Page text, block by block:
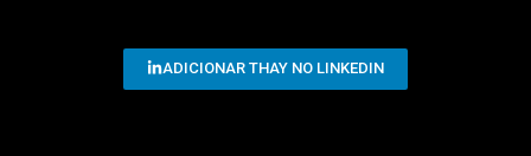
ADICIONAR THAY NO LINKEDIN